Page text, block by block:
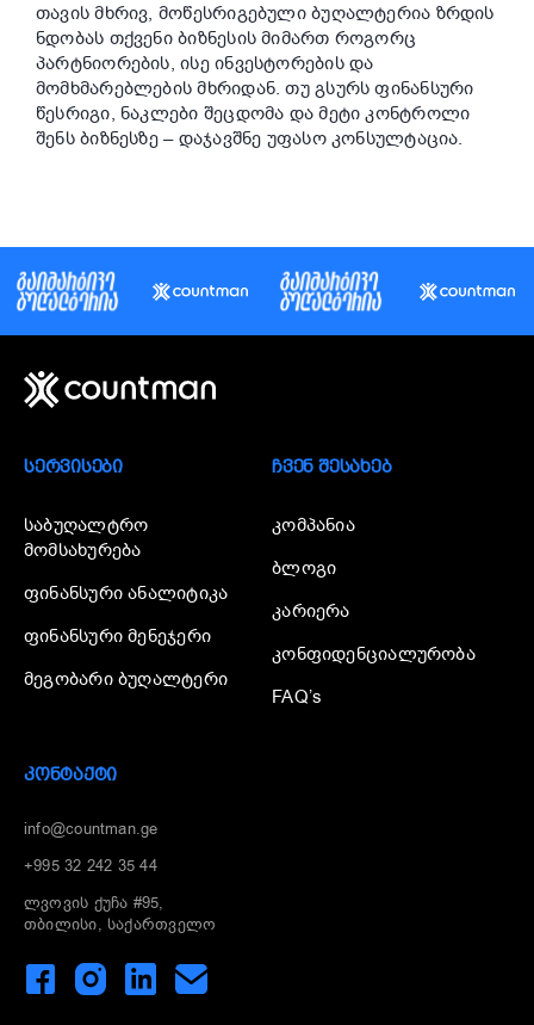
თავის მხრივ, მოწესრიგებული ბუღალტერია ზრდის
ნდობას თქვენი ბიზნესის მიმართ როგორც
პარტნიორების, ისე ინვესტორების და
მომხმარებლების მხრიდან. თუ გსურს ფინანსური
წესრიგი, ნაკლები შეცდომა და მეტი კონტროლი
შენს ბიზნესზე – დაჯავშნე უფასო კონსულტაცია.
ᲡᲔᲠᲕᲘᲡᲔᲑᲘ
საბუღალტრო
მომსახურება
ფინანსური ანალიტიკა
ფინანსური მენეჯერი
მეგობარი ბუღალტერი
ᲩᲕᲔᲜ ᲨᲔᲡᲐᲮᲔᲑ
კომპანია
ბლოგი
კარიერა
კონფიდენციალურობა
FAQ’s
ᲙᲝᲜᲢᲐᲥᲢᲘ
info@countman.ge
+995 32 242 35 44
ლვოვის ქუჩა #95,
თბილისი, საქართველო